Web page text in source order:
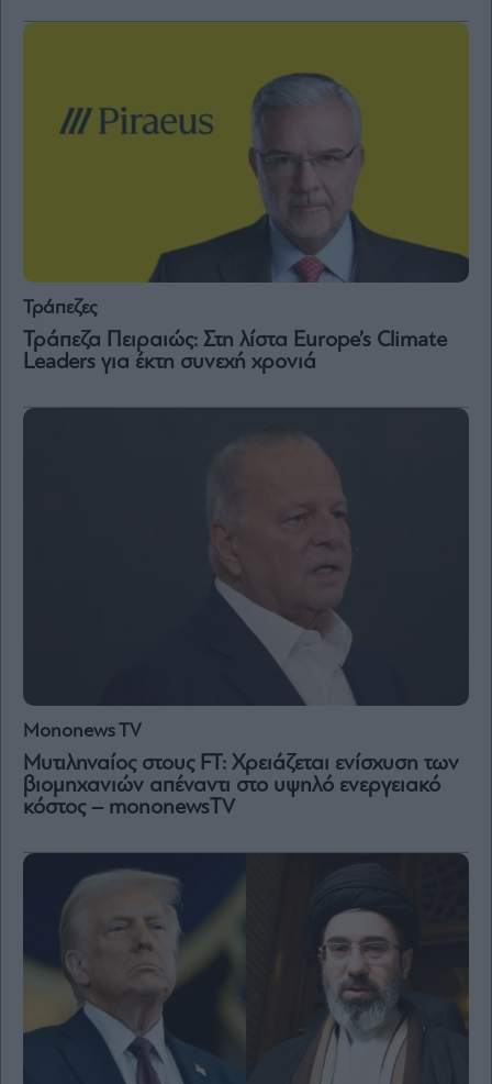
Terms
Τράπεζες
Τράπεζα Πειραιώς: Στη λίστα Europe’s Climate
Leaders για έκτη συνεχή χρονιά
Mononews TV
Μυτιληναίος στους FT: Χρειάζεται ενίσχυση των
βιομηχανιών απέναντι στο υψηλό ενεργειακό
κόστος – mononewsTV